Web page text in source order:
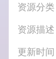
资源分类
资源描述
更新时间